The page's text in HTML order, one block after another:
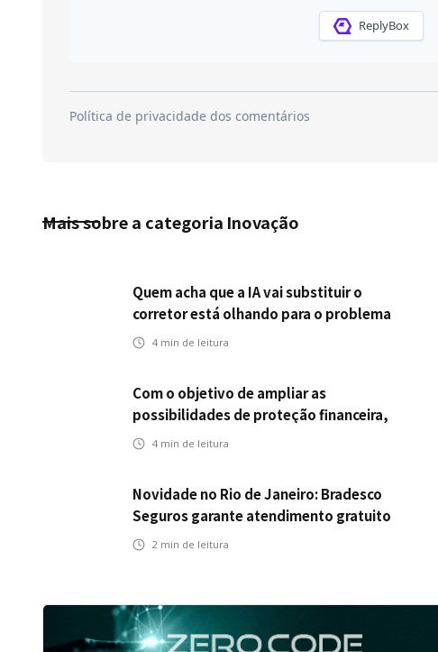
Mais sobre a categoria Inovação
Quem acha que a IA vai substituir o
corretor está olhando para o problema
errado
4 min de leitura
Com o objetivo de ampliar as
possibilidades de proteção financeira,
Icatu Seguros eleva capital segurado
4 min de leitura
Novidade no Rio de Janeiro: Bradesco
Seguros garante atendimento gratuito
na Ponte Rio-Niterói
2 min de leitura